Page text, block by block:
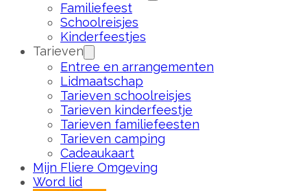
Familiefeest
Schoolreisjes
Kinderfeestjes
Tarieven
Entree en arrangementen
Lidmaatschap
Tarieven schoolreisjes
Tarieven kinderfeestje
Tarieven familiefeesten
Tarieven camping
Cadeaukaart
Mijn Fliere Omgeving
Word lid